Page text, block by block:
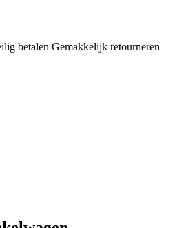
betalen Gemakkelijk retourneren